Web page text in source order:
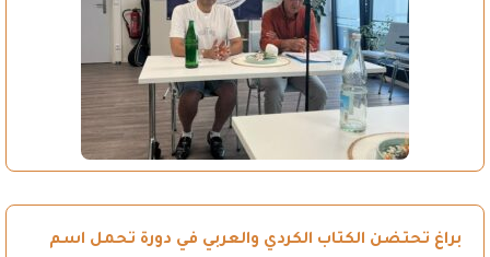
براغ تحتضن الكتاب الكردي والعربي في دورة تحمل اسم